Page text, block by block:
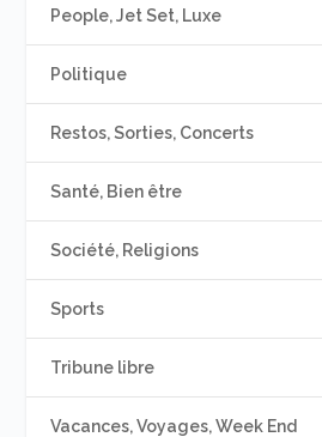
People, Jet Set, Luxe
Politique
Restos, Sorties, Concerts
Santé, Bien être
Société, Religions
Sports
Tribune libre
Vacances, Voyages, Week End